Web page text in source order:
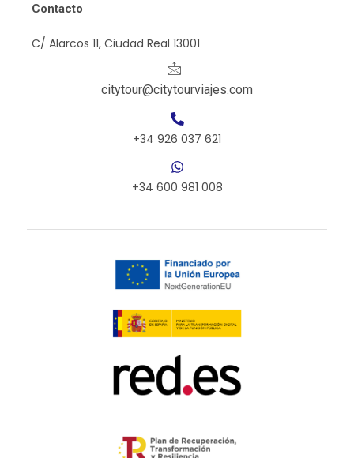
Contacto
C/ Alarcos 11, Ciudad Real 13001
citytour@citytourviajes.com
+34 926 037 621
+34 600 981 008